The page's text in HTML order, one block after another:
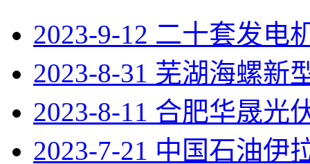
2023-9-12 二十套发电
2023-8-31 芜湖海螺新
2023-8-11 合肥华晟光
2023-7-21 中国石油伊